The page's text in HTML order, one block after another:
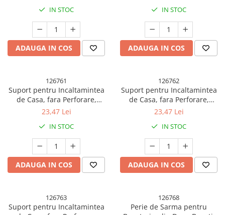
IN STOC
ADAUGA IN COS
Verde, 150 g
IN STOC
ADAUGA IN COS
126761
Suport pentru Incaltamintea
de Casa, fara Perforare,
Montare pe Perete, Prindere
Transparent
23,47 Lei
IN STOC
ADAUGA IN COS
126762
Suport pentru Incaltamintea
de Casa, fara Perforare,
Montare pe Perete, Prindere
23,47 Lei
IN STOC
ADAUGA IN COS
126763
Suport pentru Incaltamintea
126768
Perie de Sarma pentru